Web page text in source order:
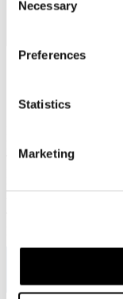
Selection
Necessary
Preferences
Statistics
Marketing
Tel. +39 02-290.03018